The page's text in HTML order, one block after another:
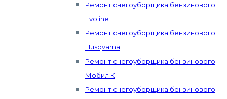
Ремонт снегоуборщика бензинового
Evoline
Ремонт снегоуборщика бензинового
Husqvarna
Ремонт снегоуборщика бензинового
Мобил К
Ремонт снегоуборщика бензинового